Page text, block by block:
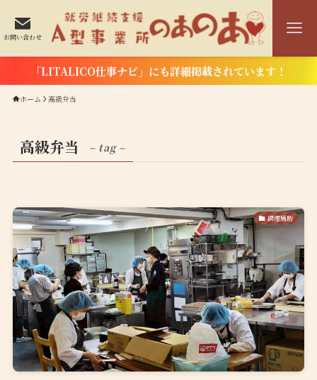
お問い合わせ
「LITALICO仕事ナビ」にも詳細掲載されています！
ホーム 高級弁当
高級弁当 – tag –
調理補助